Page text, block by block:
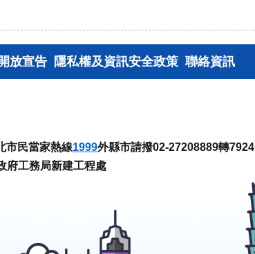
放宣告 隱私權及資訊安全政策 聯絡資訊
市民當家熱線1999外縣市請撥02-27208889轉7924
工務局新建工程處